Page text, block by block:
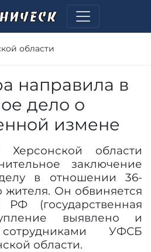
области
направила в
дело о
измене
Херсонской области
заключение
в отношении 36-
жителя. Он обвиняется
(государственная
выявлено и
УФСБ
области.